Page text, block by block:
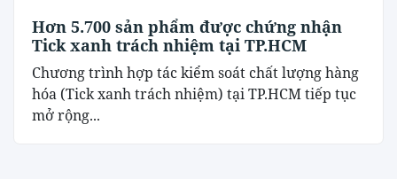
Hơn 5.700 sản phẩm được chứng nhận
Tick xanh trách nhiệm tại TP.HCM
Chương trình hợp tác kiểm soát chất lượng hàng
hóa (Tick xanh trách nhiệm) tại TP.HCM tiếp tục
mở rộng...